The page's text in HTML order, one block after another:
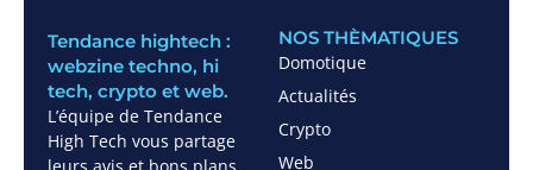
Tendance hightech :
webzine techno, hi
tech, crypto et web.
L’équipe de Tendance
High Tech vous partage
NOS THÈMATIQUES
Domotique
Actualités
Crypto
Web